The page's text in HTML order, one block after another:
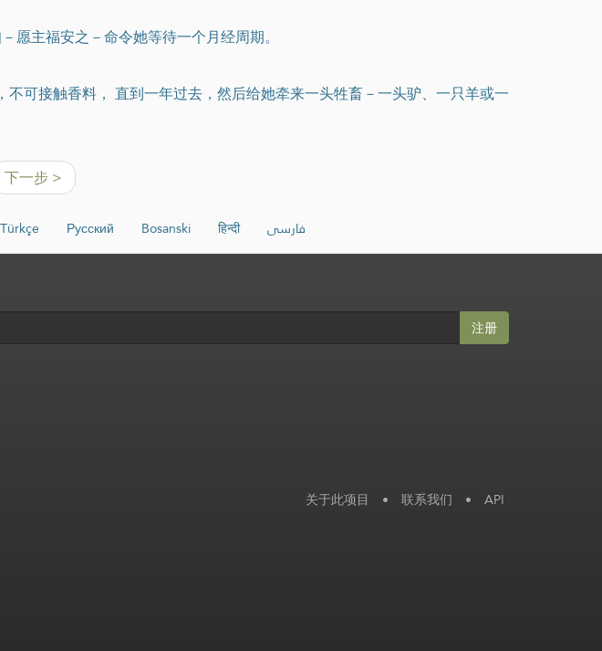
愿主福安之－命令她等待一个月经周期。
可接触香料， 直到一年过去，然后给她牵来一头牲畜－一头驴、一只羊或一
下一步 >
Türkçe Русский Bosanski हिन्दी فارسی
注册
关于此项目 • 联系我们 • API